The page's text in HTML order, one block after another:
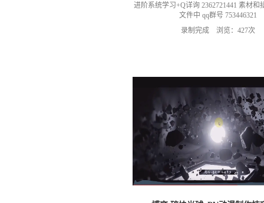
进阶系统学习+Q详询 2362721441 素材和
文件中 qq群号 753446321
录制完成 浏览：427次